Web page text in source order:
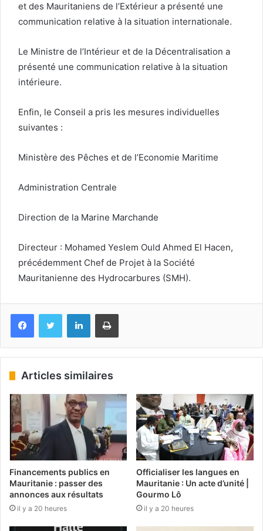
et des Mauritaniens de l’Extérieur a présenté une
communication relative à la situation internationale.
Le Ministre de l’Intérieur et de la Décentralisation a
présenté une communication relative à la situation
intérieure.
Enfin, le Conseil a pris les mesures individuelles
suivantes :
Ministère des Pêches et de l’Economie Maritime
Administration Centrale
Direction de la Marine Marchande
Directeur : Mohamed Yeslem Ould Ahmed El Hacen,
précédemment Chef de Projet à la Société
Mauritanienne des Hydrocarbures (SMH).
FacebookTwitter LinkedinImprimer
Articles similaires
Financements publics en
Mauritanie : passer des
annonces aux résultats
il y a 20 heures
Officialiser les langues en
Mauritanie : Un acte d’unité |
Gourmo Lô
il y a 20 heures